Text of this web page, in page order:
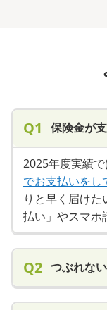
Q1 保険金が
2025年度実績で
でお支払いをし
りと早く届け
払い」やスマホ
Q2 つぶれな